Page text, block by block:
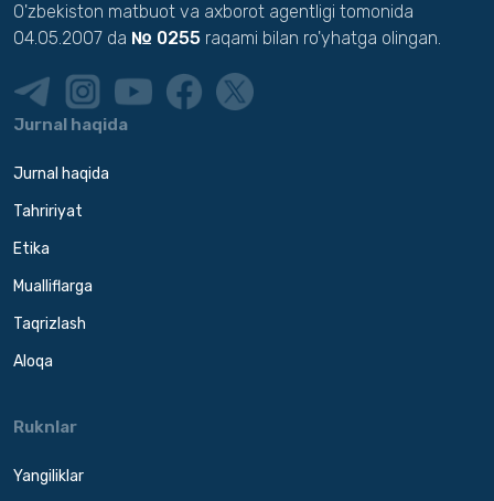
O'zbekiston matbuot va axborot agentligi tomonida
04.05.2007 da № 0255 raqami bilan ro'yhatga olingan.
Jurnal haqida
Jurnal haqida
Tahririyat
Etika
Mualliflarga
Taqrizlash
Aloqa
Ruknlar
Yangiliklar